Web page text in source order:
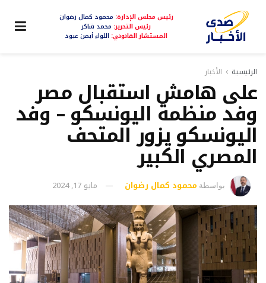
رئيس مجلس الإدارة: محمود كمال رضوان
رئيس التحرير: محمد شاكر
المستشار القانوني: اللواء أيمن عبود
الرئيسية الأخبار
على هامش استقبال مصر
وفد منظمة اليونسكو – وفد
اليونسكو يزور المتحف
المصري الكبير
بواسطة محمود كمال رضوان مايو 17, 2024